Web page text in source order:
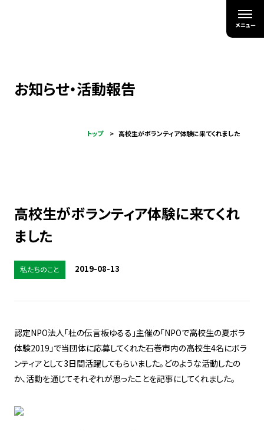
お知らせ・活動報告
トップ 高校生がボランティア体験に来てくれました
高校生がボランティア体験に来てくれ
ました
私たちのこと 2019-08-13
認定NPO法人「杜の伝言板ゆるる」主催の「NPOで高校生の夏ボラ
体験2019」で当団体に応募してくれた石巻市内の高校生4名にボラ
ンティアとして3日間活躍してもらいました。どのような活動したの
か、活動を通じてそれぞれが思ったことを記事にしてくれました。